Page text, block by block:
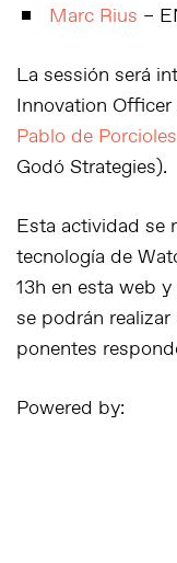
Marc Rius –
La sessión será
Innovation
Pablo de Porcioles
Godó Strategies).
Esta actividad se
tecnología de
13h en esta web
se podrán
ponentes
Powered by: